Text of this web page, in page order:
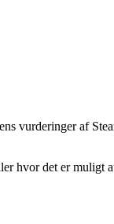
vurderinger af
hvor det er muligt